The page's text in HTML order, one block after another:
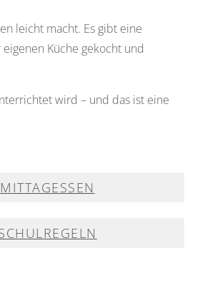
leicht macht. Es gibt eine
Küche gekocht und
wird – und das ist eine
MITTAGESSEN